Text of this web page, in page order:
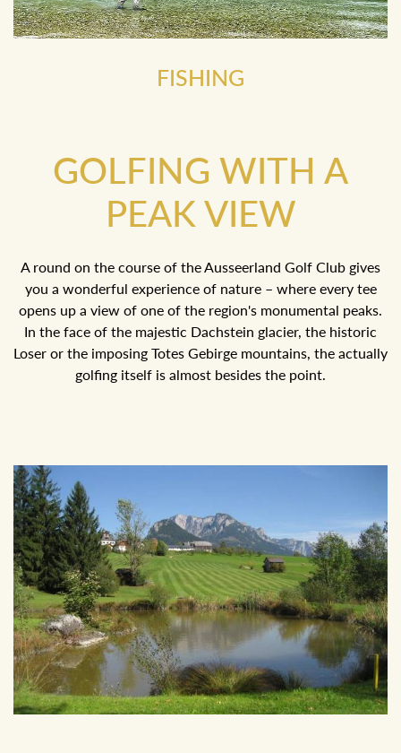
FISHING
GOLFING WITH A
PEAK VIEW
A round on the course of the Ausseerland Golf Club gives
you a wonderful experience of nature – where every tee
opens up a view of one of the region's monumental peaks.
In the face of the majestic Dachstein glacier, the historic
Loser or the imposing Totes Gebirge mountains, the
actually golfing itself is almost besides the point.